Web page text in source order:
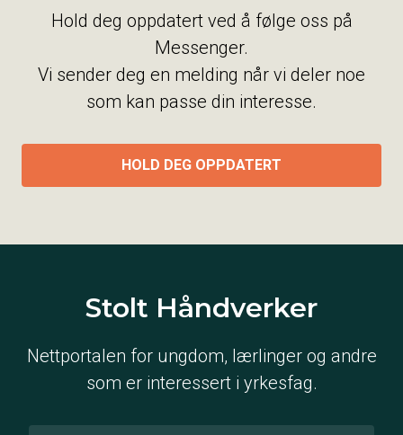
Hold deg oppdatert ved å følge oss på
Messenger.
Vi sender deg en melding når vi deler noe
som kan passe din interesse.
HOLD DEG OPPDATERT
Stolt Håndverker
Nettportalen for ungdom, lærlinger og andre
som er interessert i yrkesfag.